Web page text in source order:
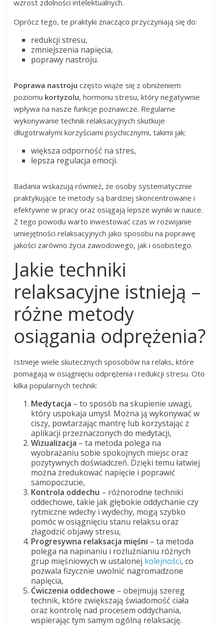
wzrost zdolności intelektualnych.
Oprócz tego, te praktyki znacząco przyczyniają się do:
redukcji stresu,
zmniejszenia napięcia,
poprawy nastroju.
Poprawa nastroju często wiąże się z obniżeniem
poziomu kortyzolu, hormonu stresu, który negatywnie
wpływa na nasze funkcje poznawcze. Regularne
wykonywanie technik relaksacyjnych skutkuje
długotrwałymi korzyściami psychicznymi, takimi jak:
większa odporność na stres,
lepsza regulacja emocji.
Badania wskazują również, że osoby systematycznie
praktykujące te metody są bardziej skoncentrowane i
efektywne w pracy oraz osiągają lepsze wyniki w nauce.
Z tego powodu warto inwestować czas w rozwijanie
umiejętności relaksacyjnych jako sposobu na poprawę
jakości zarówno życia zawodowego, jak i osobistego.
Jakie techniki
relaksacyjne istnieją –
różne metody
osiągania odprężenia?
Istnieje wiele skutecznych sposobów na relaks, które
pomagają w osiągnięciu odprężenia i redukcji stresu. Oto
kilka popularnych technik:
Medytacja – to sposób na skupienie uwagi,
który uspokaja umysł. Można ją wykonywać w
ciszy, powtarzając mantrę lub korzystając z
aplikacji przeznaczonych do medytacji,
Wizualizacja – ta metoda polega na
wyobrażaniu sobie spokojnych miejsc oraz
pozytywnych doświadczeń. Dzięki temu łatwiej
można zredukować napięcie i poprawić
samopoczucie,
Kontrola oddechu – różnorodne techniki
oddechowe, takie jak głębokie oddychanie czy
rytmiczne wdechy i wydechy, mogą szybko
pomóc w osiągnięciu stanu relaksu oraz
złagodzić objawy stresu,
Progresywna relaksacja mięśni – ta metoda
polega na napinaniu i rozluźnianiu różnych
grup mięśniowych w ustalonej kolejności, co
pozwala fizycznie uwolnić nagromadzone
napięcia,
Ćwiczenia oddechowe – obejmują szereg
technik, które zwiększają świadomość ciała
oraz kontrolę nad procesem oddychania,
wspierając tym samym ogólną relaksację.